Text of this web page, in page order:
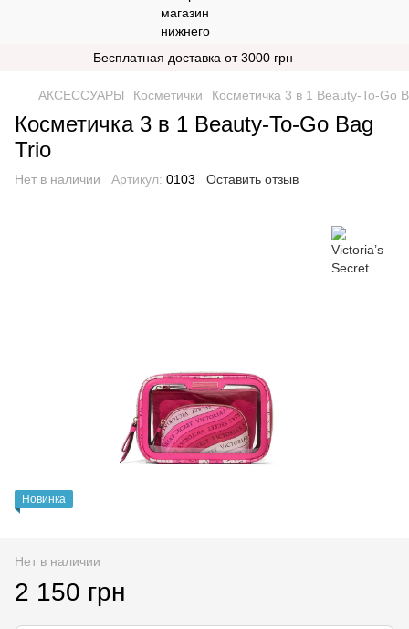
Бесплатная доставка от 3000 грн
АКСЕССУАРЫ Косметички Косметичка 3 в 1 Beauty-To-Go
Косметичка 3 в 1 Beauty-To-Go Bag
Trio
Нет в наличии Артикул: 0103 Оставить отзыв
Новинка
Нет в наличии
2 150 грн